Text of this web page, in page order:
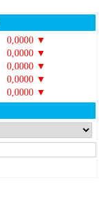
0,0000 ▼
0,0000 ▼
0,0000 ▼
0,0000 ▼
0,0000 ▼